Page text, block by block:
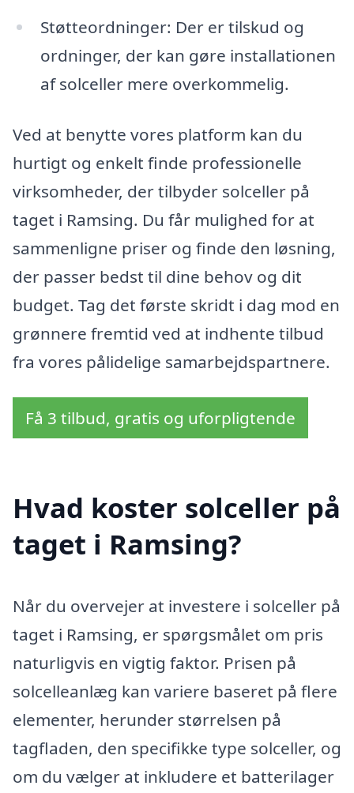
Støtteordninger: Der er tilskud og
ordninger, der kan gøre installationen
af solceller mere overkommelig.
Ved at benytte vores platform kan du
hurtigt og enkelt finde professionelle
virksomheder, der tilbyder solceller på
taget i Ramsing. Du får mulighed for at
sammenligne priser og finde den løsning,
der passer bedst til dine behov og dit
budget. Tag det første skridt i dag mod en
grønnere fremtid ved at indhente tilbud
fra vores pålidelige samarbejdspartnere.
Få 3 tilbud, gratis og uforpligtende
Hvad koster solceller på
taget i Ramsing?
Når du overvejer at investere i solceller på
taget i Ramsing, er spørgsmålet om pris
naturligvis en vigtig faktor. Prisen på
solcelleanlæg kan variere baseret på flere
elementer, herunder størrelsen på
tagfladen, den specifikke type solceller, og
om du vælger at inkludere et batterilager